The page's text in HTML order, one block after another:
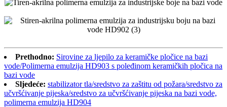
Prethodno: Sirovine za ljepilo za keramičke pločice na bazi
vode/Polimerna emulzija HD903 s poleđinom keramičkih pločica na
bazi vode
Sljedeće: stabilizator tla/sredstvo za zaštitu od požara/sredstvo za
učvršćivanje pijeska/sredstvo za učvršćivanje pijeska na bazi vode,
polimerna emulzija HD904